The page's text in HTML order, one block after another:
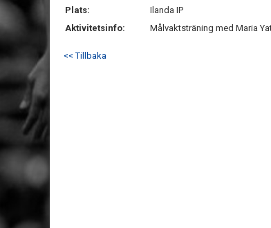
Plats:
Ilanda IP
Aktivitetsinfo:
Målvaktsträning med Maria
<< Tillbaka